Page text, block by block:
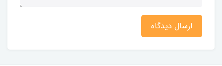
ارسال دیدگاه